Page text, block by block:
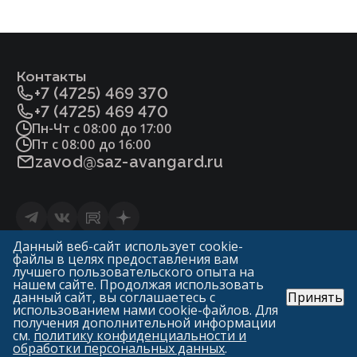
Сталь 20Х13 ГОСТ5632
Сталь 14Х17Н2 ГОСТ5632
«мягкое» (Фторопласт-4 ГОСТ10007)
«металл по металлу»
Уплотнение сальниковое
ТРГ
Контакты
+7 (4725) 469 370
+7 (4725) 469 470
Пн-Чт с 08:00 до 17:00
Пт с 08:00 до 16:00
zavod@saz-avangard.ru
© «ГК Авангард»
САЗ «Авангард» («Арма-Пром»)
1998—2026
Статьи
Политика конфиденциальности и обработки
персональных данных
Данный веб-сайт использует cookie-
файлы в целях предоставления вам
лучшего пользовательского опыта на
нашем сайте. Продолжая использовать
данный сайт, вы соглашаетесь с
использованием нами cookie-файлов. Для
получения дополнительной информации
см. политику конфиденциальности и
обработки персональных данных.
Принять